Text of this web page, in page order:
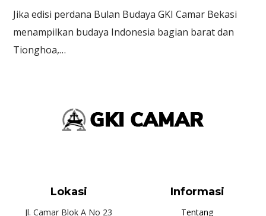
Jika edisi perdana Bulan Budaya GKI Camar Bekasi
menampilkan budaya Indonesia bagian barat dan
Tionghoa,…
Lokasi
Jl. Camar Blok A No 23
Informasi
Tentang